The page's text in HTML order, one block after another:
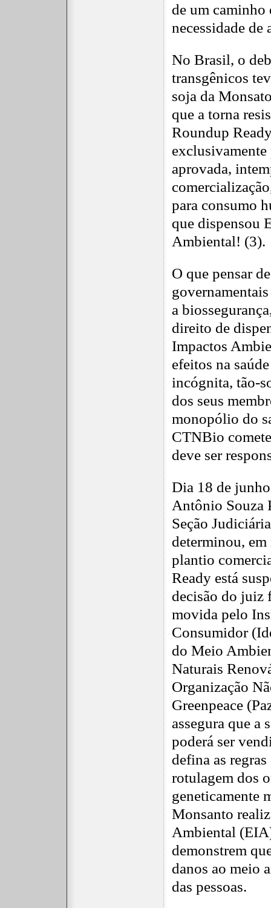
de um caminho
necessidade de
No Brasil, o
transgênicos
soja da
que a torna
Roundup
aprovada,
para consumo
que dispensou
Ambiental! (3).
O que pensar
a
direito de
Impactos
efeitos na
incógnita, tão-
dos seus
monopólio do
CTNBio
deve ser
Dia 18 de
Antônio Souza
Seção
determinou,
plantio
Ready está
decisão do juiz
movida pelo
Consumidor
do Meio
Naturais
Organização
Greenpeace
assegura que a
poderá ser
defina as
rotulagem dos
geneticamente
Monsanto
Ambiental
demonstrem
danos ao meio
das pessoas.